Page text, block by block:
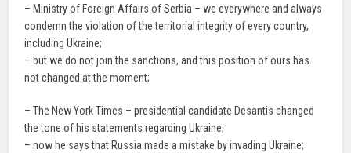
– Ministry of Foreign Affairs of Serbia – we everywhere and always
condemn the violation of the territorial integrity of every country,
including Ukraine;
– but we do not join the sanctions, and this position of ours has
not changed at the moment;
– The New York Times – presidential candidate Desantis changed
the tone of his statements regarding Ukraine;
– now he says that Russia made a mistake by invading Ukraine;